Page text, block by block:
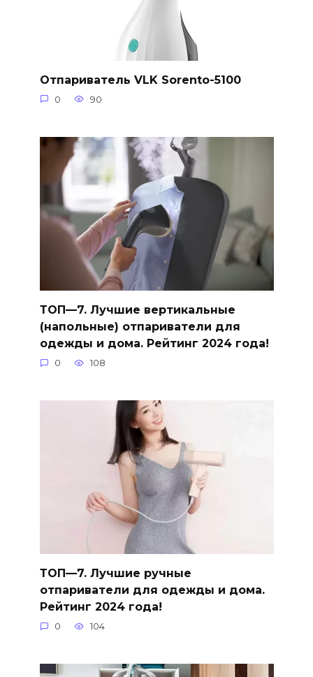
Отпариватель VLK Sorento-5100
0 90
ТОП—7. Лучшие вертикальные
(напольные) отпариватели для
одежды и дома. Рейтинг 2024 года!
0 108
ТОП—7. Лучшие ручные
отпариватели для одежды и дома.
Рейтинг 2024 года!
0 104